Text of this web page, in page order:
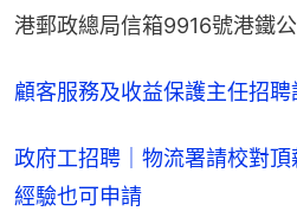
港郵政總局信箱9916號港鐵
顧客服務及收益保護主任招聘
政府工招聘｜物流署請校對
經驗也可申請